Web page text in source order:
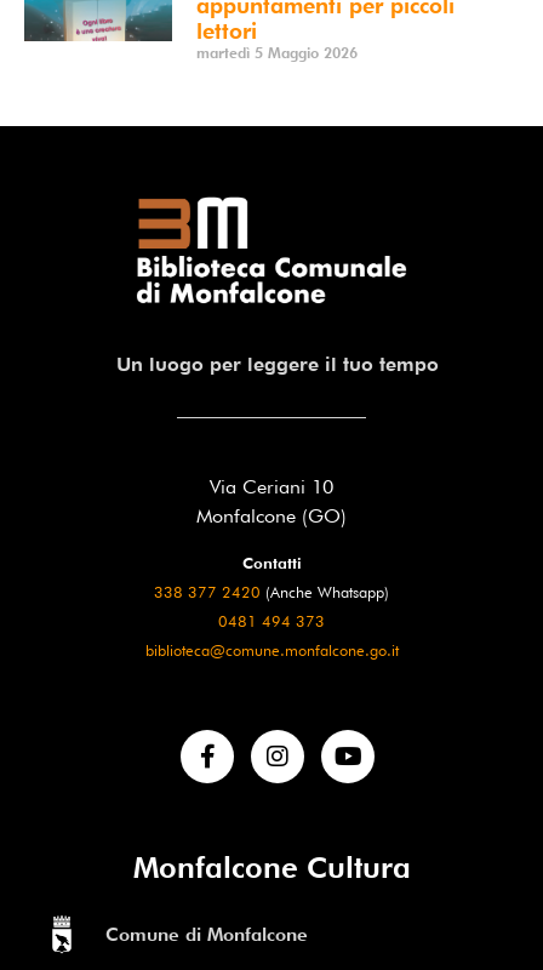
appuntamenti per piccoli
lettori
martedì 5 Maggio 2026
Un luogo per leggere il tuo tempo
Via Ceriani 10
Monfalcone (GO)
Contatti
338 377 2420 (Anche Whatsapp)
0481 494 373
biblioteca@comune.monfalcone.go.it
Monfalcone Cultura
Comune di Monfalcone